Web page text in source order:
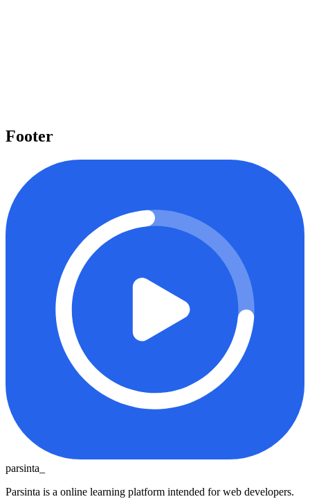
Footer
parsinta_
Parsinta is a online learning platform intended for web developers.